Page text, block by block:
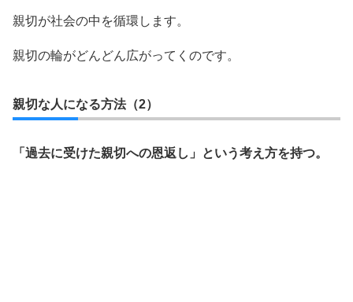
親切が社会の中を循環します。
親切の輪がどんどん広がってくのです。
親切な人になる方法（2）
「過去に受けた親切への恩返し」という考え方を持つ。